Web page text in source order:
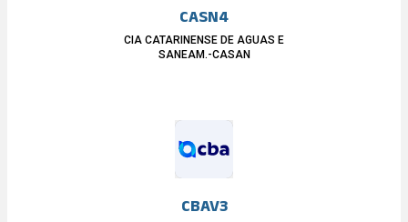
CASN4
CIA CATARINENSE DE AGUAS E
SANEAM.-CASAN
CBAV3